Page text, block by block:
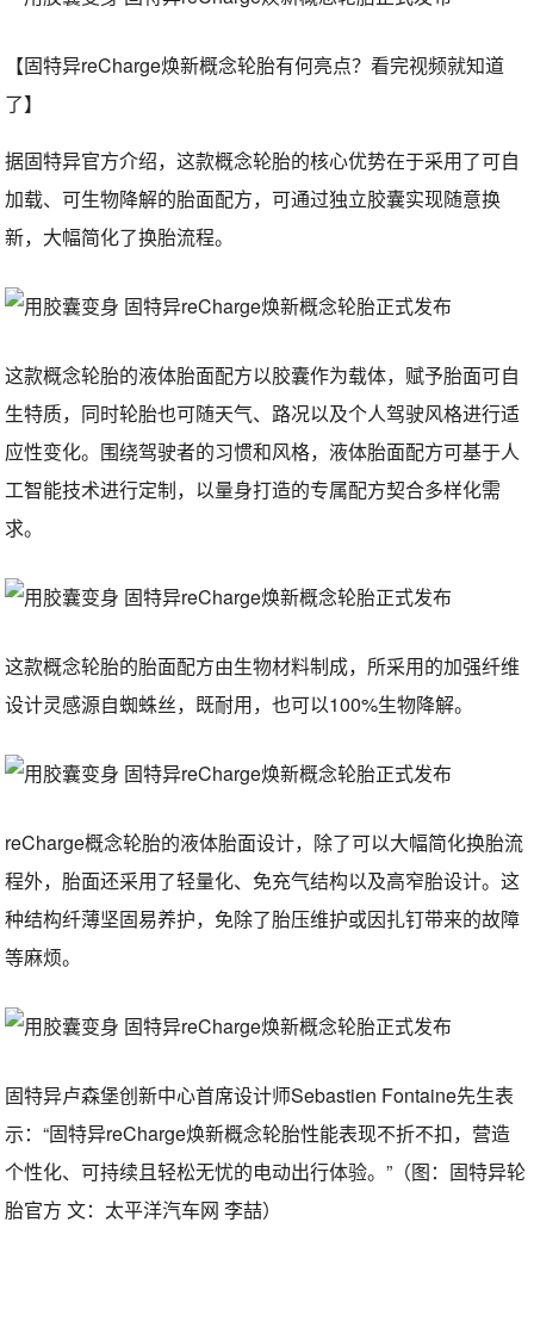
【固特异reCharge焕新概念轮胎有何亮点？看完视频就知道
了】
据固特异官方介绍，这款概念轮胎的核心优势在于采用了可自
加载、可生物降解的胎面配方，可通过独立胶囊实现随意换
新，大幅简化了换胎流程。
这款概念轮胎的液体胎面配方以胶囊作为载体，赋予胎面可自
生特质，同时轮胎也可随天气、路况以及个人驾驶风格进行适
应性变化。围绕驾驶者的习惯和风格，液体胎面配方可基于人
工智能技术进行定制，以量身打造的专属配方契合多样化需
求。
这款概念轮胎的胎面配方由生物材料制成，所采用的加强纤维
设计灵感源自蜘蛛丝，既耐用，也可以100%生物降解。
reCharge概念轮胎的液体胎面设计，除了可以大幅简化换胎流
程外，胎面还采用了轻量化、免充气结构以及高窄胎设计。这
种结构纤薄坚固易养护，免除了胎压维护或因扎钉带来的故障
等麻烦。
固特异卢森堡创新中心首席设计师Sebastien Fontaine先生表
示：“固特异reCharge焕新概念轮胎性能表现不折不扣，营造
个性化、可持续且轻松无忧的电动出行体验。”（图：固特异轮
胎官方 文：太平洋汽车网 李喆）